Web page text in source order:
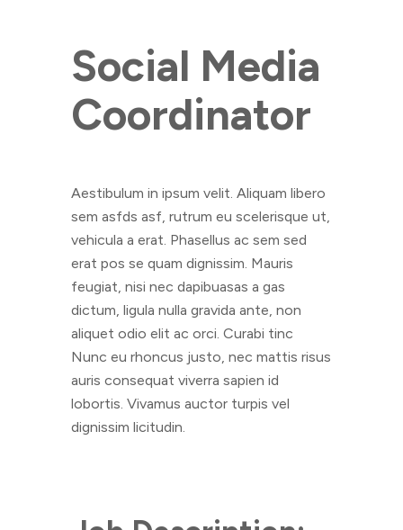
Social Media
Coordinator
Aestibulum in ipsum velit. Aliquam libero
sem asfds asf, rutrum eu scelerisque ut,
vehicula a erat. Phasellus ac sem sed
erat pos se quam dignissim. Mauris
feugiat, nisi nec dapibuasas a gas
dictum, ligula nulla gravida ante, non
aliquet odio elit ac orci. Curabi tinc
Nunc eu rhoncus justo, nec mattis risus
auris consequat viverra sapien id
lobortis. Vivamus auctor turpis vel
dignissim licitudin.